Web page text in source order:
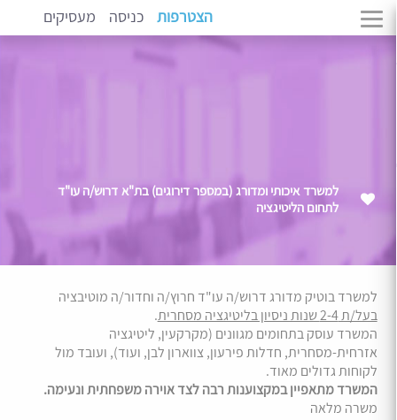
הצטרפות כניסה מעסיקים
למשרד איכותי ומדורג (במספר דירוגים) בת"א דרוש/ה עו"ד
לתחום הליטיגציה
למשרד בוטיק מדורג דרוש/ה עו"ד חרוץ/ה וחדור/ה מוטיבציה
בעל/ת 2-4 שנות ניסיון בליטיגציה מסחרית
.
המשרד עוסק בתחומים מגוונים (מקרקעין, ליטיגציה
אזרחית-מסחרית, חדלות פירעון, צווארון לבן, ועוד), ועובד מול
לקוחות גדולים מאוד.
המשרד מתאפיין במקצוענות רבה לצד אוירה משפחתית ונעימה.
משרה מלאה